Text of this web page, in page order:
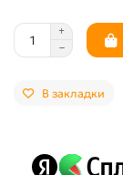
В закладки